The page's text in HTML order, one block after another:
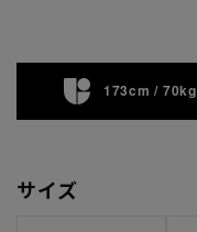
173cm / 70kg
サイズ